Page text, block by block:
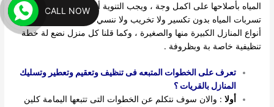
المياه بأصلاحها على اكمل وجة ، ويجب التنوية أننا نعمل بأجهزة كشف
تسربات المياه بدون تكسير ولا تخريب ولا ننسي اننا نتعامل مع جميع
أنواع المنازل الكبيرة منها والصغيرة ، وكما قلنا كل منزل نضع لة خطة
تنظيفية خاصة بة وبظروفة .
تعرف على الخطوات المتبعه فى تنظيف وتعقيم وتعطير وتسليك
المنازل بالقريات ؟
أولا : والان سوف نتكلم عن الخطوات التى تتبعها اليمامة كلين
CALL NOW